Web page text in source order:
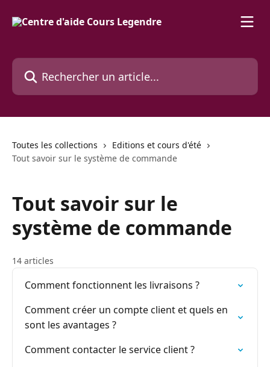
Rechercher un article...
Toutes les collections
Editions et cours d'été
Tout savoir sur le système de commande
Tout savoir sur le
système de commande
14 articles
Comment fonctionnent les livraisons ?
Comment créer un compte client et quels en
sont les avantages ?
Comment contacter le service client ?